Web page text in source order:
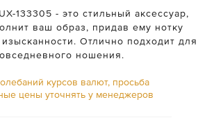
133305 - это стильный аксессуар,
ваш образ, придав ему нотку
изысканности. Отлично подходит для
ношения.
курсов валют, просьба
цены уточнять у менеджеров